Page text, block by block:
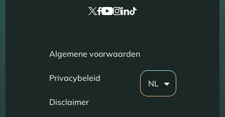
Algemene voorwaarden
Privacybeleid
Disclaimer
NL